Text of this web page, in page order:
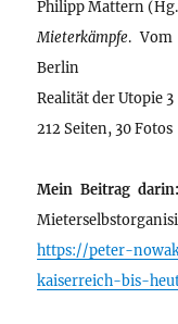
Philipp Mattern
Mieterkämpfe. Vom
Berlin
Realität der Utopie 3
212 Seiten, 30 Fotos
Mein Beitrag darin:
https://peter-
kaiserreich-bis-